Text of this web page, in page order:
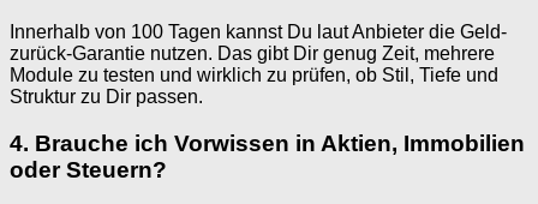
Innerhalb von 100 Tagen kannst Du laut Anbieter die Geld-
zurück-Garantie nutzen. Das gibt Dir genug Zeit, mehrere
Module zu testen und wirklich zu prüfen, ob Stil, Tiefe und
Struktur zu Dir passen.
4. Brauche ich Vorwissen in Aktien, Immobilien
oder Steuern?